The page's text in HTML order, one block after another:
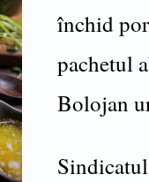
închid
pachetul
Bolojan